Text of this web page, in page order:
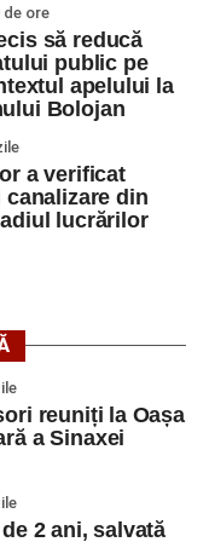
în contextul
Bolojan
Roșie găzduiește
„CicloAventurier
Symphonic Camp
la Sebeș
recital apreciat de
cadrul taberei, iar
îndelungate.
de ore
să reducă
public pe
apelului la
Bolojan
a verificat
canalizare din
lucrărilor
reuniți la Oașa
a Sinaxei
2 ani, salvată